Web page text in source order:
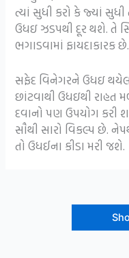
ત્યાં સુધી કરો કે જ્યાં
ઉધઇ ઝડપથી દૂર થશે. તે
ભગાડવામાં ફાયદાકારક છે.
સફેદ વિનેગરને ઉધઇ
છાંટવાથી ઉધઇથી રાહત
દવાનો પણ ઉપયોગ કરી
સૌથી સારો વિકલ્પ છે.
તો ઉધઈના કીડા મરી જશે.